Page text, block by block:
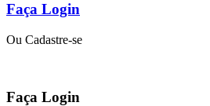
Faça Login
Ou Cadastre-se
Faça Login